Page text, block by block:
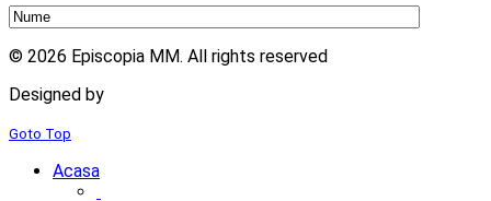
© 2026 Episcopia MM. All rights reserved
Designed by
Goto Top
Acasa